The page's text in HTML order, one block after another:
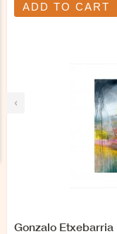
‹
ADD TO CART
Gonzalo Etxebarria